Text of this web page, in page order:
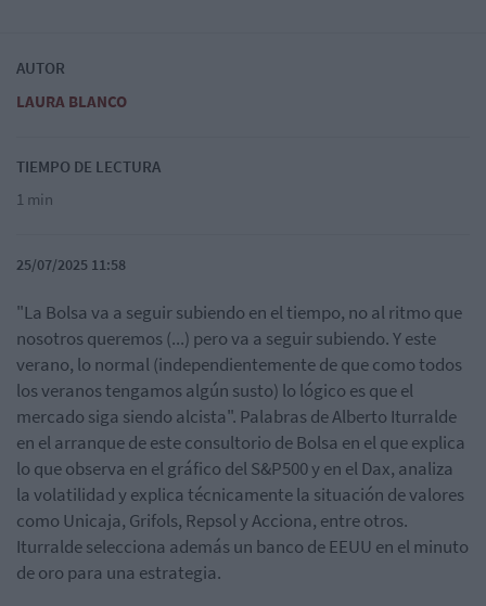
AUTOR
LAURA BLANCO
TIEMPO DE LECTURA
1 min
25/07/2025 11:58
"La Bolsa va a seguir subiendo en el tiempo, no al ritmo que
nosotros queremos (...) pero va a seguir subiendo. Y este
verano, lo normal (independientemente de que como todos
los veranos tengamos algún susto) lo lógico es que el
mercado siga siendo alcista". Palabras de Alberto Iturralde
en el arranque de este consultorio de Bolsa en el que explica
lo que observa en el gráfico del S&P500 y en el Dax, analiza
la volatilidad y explica técnicamente la situación de valores
como Unicaja, Grifols, Repsol y Acciona, entre otros.
Iturralde selecciona además un banco de EEUU en el minuto
de oro para una estrategia.